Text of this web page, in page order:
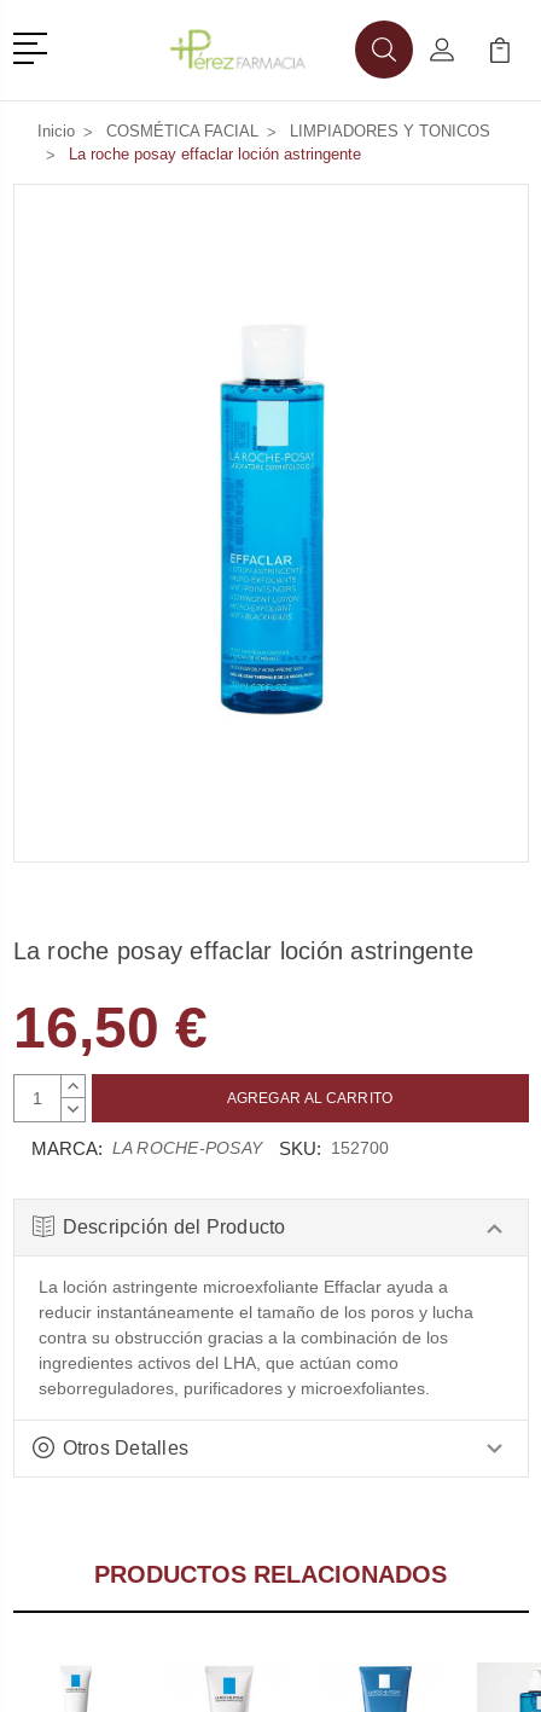
Menú
BuscarMi Cuenta
Mi
Inicio COSMÉTICA FACIAL
LIMPIADORES Y TONICOS
La roche posay effaclar loción astringente
La roche posay effaclar loción astringente
16,50 €
AUMENTAR
CANTIDAD:
DISMINUIR
MARCA: LA ROCHE-POSAY SKU: 152700
Descripción del Producto
La loción astringente microexfoliante Effaclar ayuda a
reducir instantáneamente el tamaño de los poros y lucha
contra su obstrucción gracias a la combinación de los
ingredientes activos del LHA, que actúan como
seborreguladores, purificadores y microexfoliantes.
Otros Detalles
PRODUCTOS RELACIONADOS